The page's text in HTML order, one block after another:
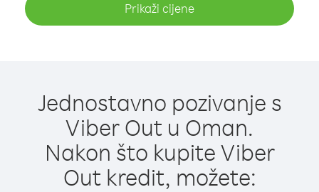
Prikaži cijene
Jednostavno pozivanje s
Viber Out u Oman.
Nakon što kupite Viber
Out kredit, možete: